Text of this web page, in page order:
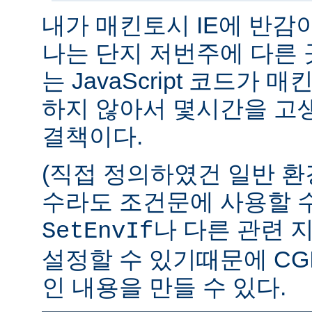
내가 매킨토시 IE에 반감
나는 단지 저번주에 다른
는 JavaScript 코드가 매
하지 않아서 몇시간을 고
결책이다.
(직접 정의하였건 일반
수라도 조건문에 사용할
SetEnvIf나 다른 관련
설정할 수 있기때문에
인 내용을 만들 수 있다.